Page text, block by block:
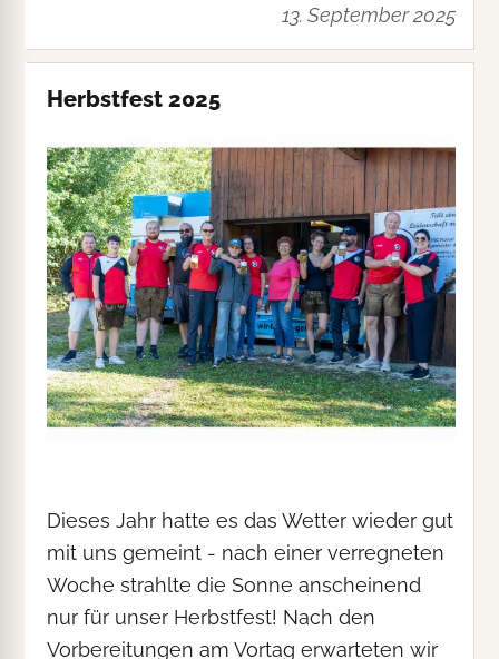
13. September 2025
Herbstfest 2025
Dieses Jahr hatte es das Wetter wieder gut
mit uns gemeint - nach einer verregneten
Woche strahlte die Sonne anscheinend
nur für unser Herbstfest! Nach den
Vorbereitungen am Vortag erwarteten wir